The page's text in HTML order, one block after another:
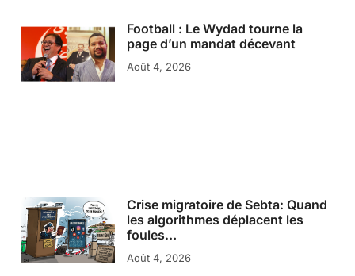
Football : Le Wydad tourne la
page d’un mandat décevant
Août 4, 2026
Crise migratoire de Sebta: Quand
les algorithmes déplacent les
foules…
Août 4, 2026